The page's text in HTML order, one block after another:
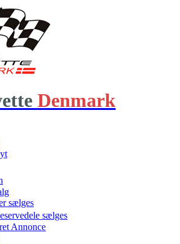
Denmark
sælges
sælges
Annonce